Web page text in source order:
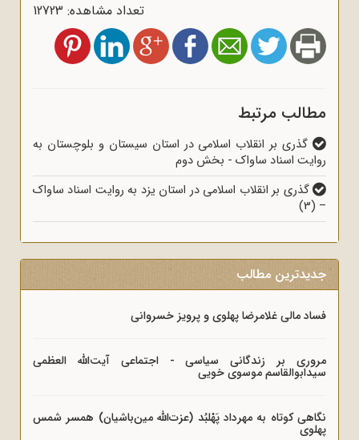
تعداد مشاهده: 12723
مطالب مرتبط
گذری بر انقلاب اسلامی در استان سیستان و بلوچستان به
روایت اسناد ساواک - بخش دوم
گذری بر انقلاب اسلامی در استان یزد به روایت اسناد ساواک
– (3)
جدیدترین مطالب
فساد مالی غلامرضا پهلوی و پرویز خسروانی
مروری بر زندگانی سیاسی - اجتماعی آیت‌الله العظمی
سیدابوالقاسم موسوی خویی
نگاهی کوتاه به مهرداد پَهْلبُد (عزت‌الله مین‌باشیان) همسر شمس
پهلوی